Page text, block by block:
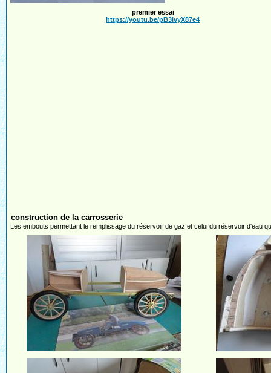
premier essai
https://youtu.be/pB3IvyX87e4
construction de la carrosserie
Les embouts permettant le remplissage du réservoir de gaz et celui du réservoir d'eau